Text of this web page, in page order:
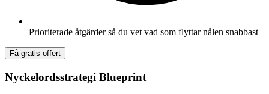
Prioriterade åtgärder så du vet vad som flyttar nålen snabbast
Få gratis offert
Nyckelordsstrategi Blueprint